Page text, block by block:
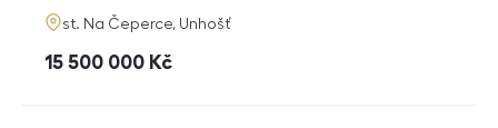
adresa
st. Na Čeperce, Unhošť
cena
15 500 000 Kč